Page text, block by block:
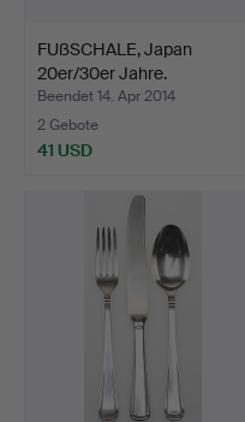
FUßSCHALE, Japan
20er/30er Jahre.
Beendet 14. Apr 2014
2 Gebote
41 USD